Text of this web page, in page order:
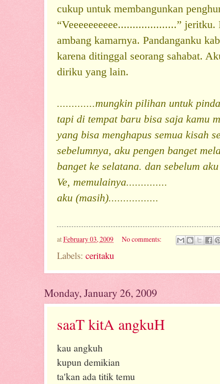
cukup untuk membangunkan
“Veeeeeeeeee....................” jeritku.
ambang kamarnya. Pandanganku
karena ditinggal seorang sahabat.
diriku yang lain.
.............mungkin pilihan untuk
tapi di tempat baru bisa saja kamu
yang bisa menghapus semua kisah
sebelumnya, aku pengen banget
banget ke selatana. dan sebelum
Ve, memulainya..............
aku (masih).................
atFebruary 03, 2009 No comments:
Labels: ceritaku
Monday, January 26, 2009
saaT kitA angkuH
kau angkuh
kupun demikian
ta'kan ada titik temu